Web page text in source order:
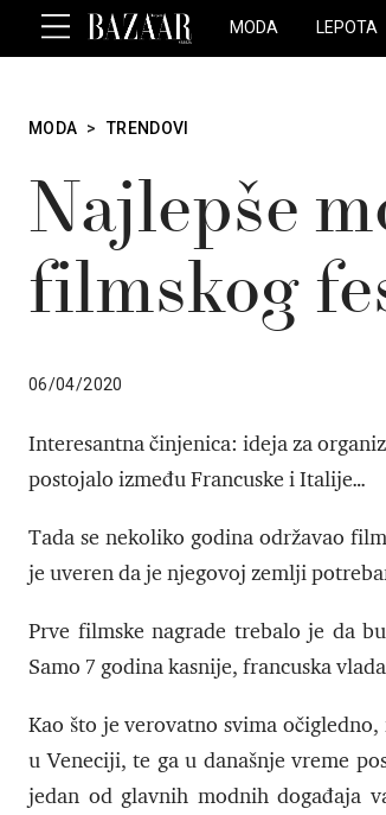
MODA LEPOTA
MODA > TRENDOVI
Najlepše
filmskog
06/04/2020
Interesantna činjenica: ideja za
postojalo između Francuske i Italije…
Tada se nekoliko godina održavao
je uveren da je njegovoj zemlji
Prve filmske nagrade trebalo je da
Samo 7 godina kasnije, francuska
Kao što je verovatno svima
u Veneciji, te ga u današnje vreme
jedan od glavnih modnih događaja